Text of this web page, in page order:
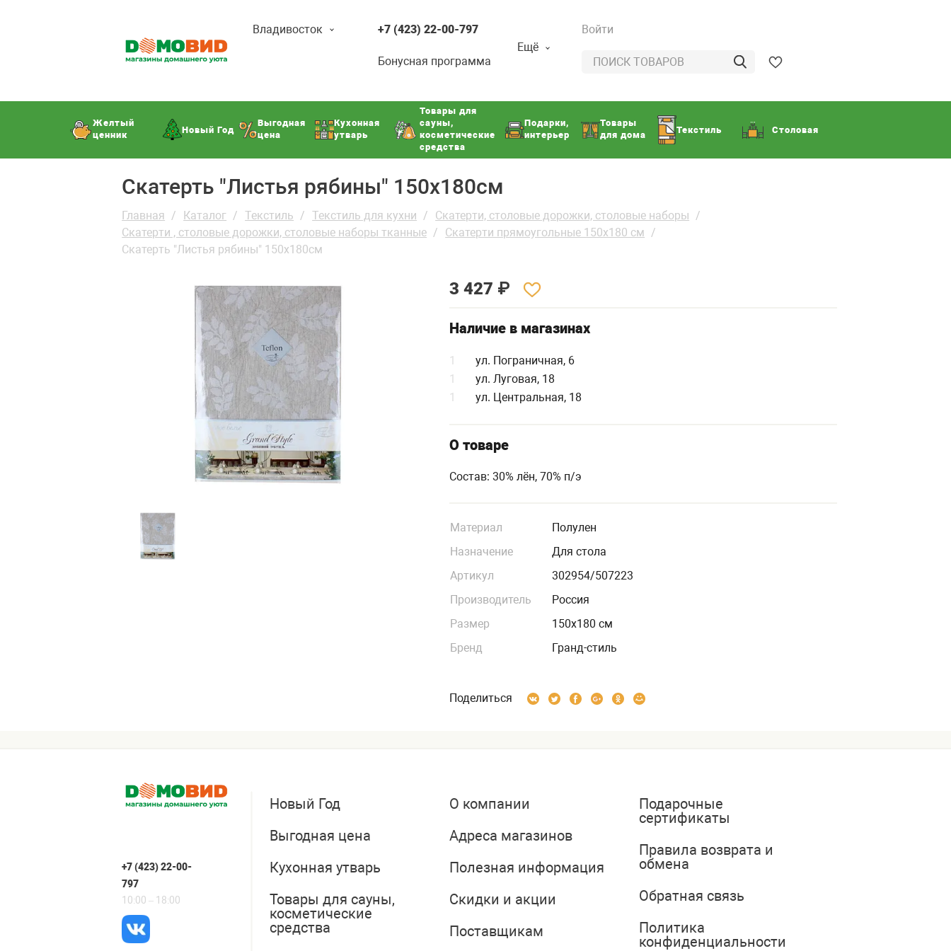
Владивосток +7 (423) 22-00-797
Бонусная программа
Ещё
Войти
Желтый
ценник
Новый Год
Выгодная
цена
Кухонная
утварь
Товары для
сауны,
косметические
средства
Подарки,
интерьер
Товары
для дома
Текстиль Столовая
Скатерть "Листья рябины" 150х180см
Главная Каталог Текстиль Текстиль для кухни
Скатерти, столовые дорожки, столовые наборы
Скатерти , столовые дорожки, столовые наборы тканные
Скатерти прямоугольные 150х180 см
Скатерть "Листья рябины" 150х180см
3 427 ₽
Наличие в магазинах
1
ул. Пограничная, 6
1
ул. Луговая, 18
1
ул. Центральная, 18
О товаре
Состав: 30% лён, 70% п/э
Материал
Полулен
Назначение
Для стола
Артикул
302954/507223
Производитель
Россия
Размер
150х180 см
Бренд
Гранд-стиль
Поделиться
+7 (423) 22-00-
797
10:00 – 18:00
Новый Год
Выгодная цена
Кухонная утварь
Товары для сауны,
косметические
средства
О компании
Адреса магазинов
Полезная информация
Скидки и акции
Поставщикам
Подарочные
сертификаты
Правила возврата и
обмена
Обратная связь
Политика
конфиденциальности